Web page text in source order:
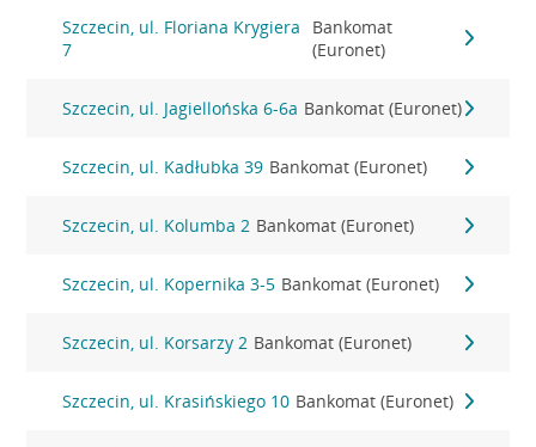
Szczecin, ul. Floriana Krygiera
7
Bankomat
(Euronet)
Szczecin, ul. Jagiellońska 6-6a Bankomat (Euronet)
Szczecin, ul. Kadłubka 39 Bankomat (Euronet)
Szczecin, ul. Kolumba 2 Bankomat (Euronet)
Szczecin, ul. Kopernika 3-5 Bankomat (Euronet)
Szczecin, ul. Korsarzy 2 Bankomat (Euronet)
Szczecin, ul. Krasińskiego 10 Bankomat (Euronet)